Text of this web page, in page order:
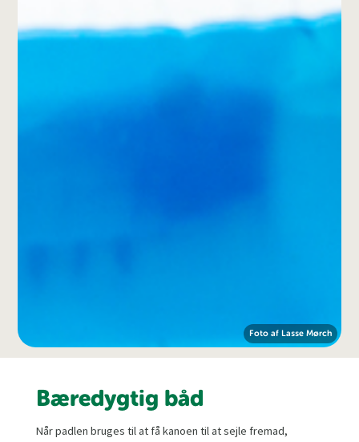
Foto af Lasse Mørch
Bæredygtig båd
Når padlen bruges til at få kanoen til at sejle fremad,